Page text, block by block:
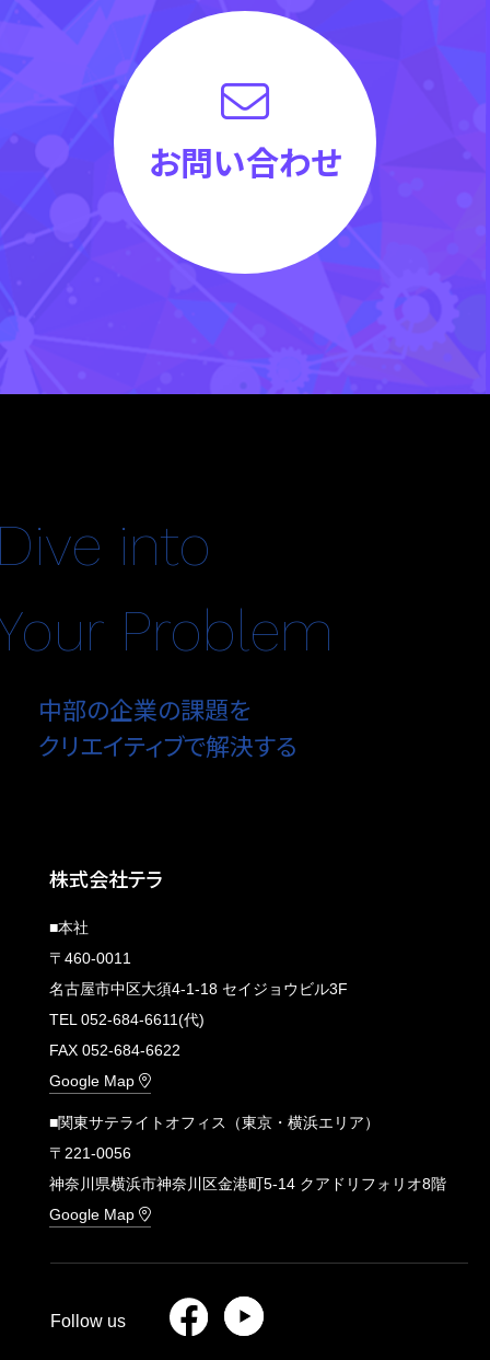
お問い合わせ
into
Problem
中部の企業の課題を
クリエイティブで解決する
株式会社テラ
■本社
〒460-0011
名古屋市中区大須4-1-18 セイジョウビル3F
TEL 052-684-6611(代)
FAX 052-684-6622
Google Map
■関東サテライトオフィス（東京・横浜エリア）
〒221-0056
神奈川県横浜市神奈川区金港町5-14 クアドリフォリオ8階
Google Map
Follow us